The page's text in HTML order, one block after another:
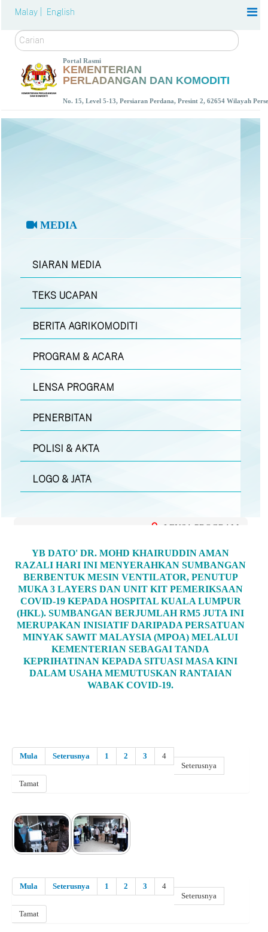
Malay | English
Carian
Portal Rasmi
KEMENTERIAN
PERLADANGAN DAN KOMODITI
No. 15, Level 5-13, Persiaran Perdana, Presint 2, 62654 Wilayah
MEDIA
SIARAN MEDIA
TEKS UCAPAN
BERITA AGRIKOMODITI
PROGRAM & ACARA
LENSA PROGRAM
PENERBITAN
POLISI & AKTA
LOGO & JATA
LENSA PROGRAM
YB DATO' DR. MOHD KHAIRUDDIN AMAN
RAZALI HARI INI MENYERAHKAN SUMBANGAN
BERBENTUK MESIN VENTILATOR, PENUTUP
MUKA 3 LAYERS DAN UNIT KIT PEMERIKSAAN
COVID-19 KEPADA HOSPITAL KUALA LUMPUR
(HKL). SUMBANGAN BERJUMLAH RM5 JUTA INI
MERUPAKAN INISIATIF DARIPADA PERSATUAN
MINYAK SAWIT MALAYSIA (MPOA) MELALUI
KEMENTERIAN SEBAGAI TANDA
KEPRIHATINAN KEPADA SITUASI MASA KINI
DALAM USAHA MEMUTUSKAN RANTAIAN
WABAK COVID-19.
Mula Seterusnya 1 2 3
4
Seterusnya
Tamat
Mula Seterusnya 1 2 3
4
Seterusnya
Tamat